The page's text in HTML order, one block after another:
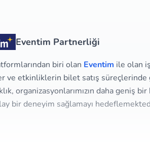
Eventim Partnerliği
biri olan Eventim ile olan
ve etkinliklerin bilet satış süreçlerinde
organizasyonlarımızın daha geniş bir
bir deneyim sağlamayı